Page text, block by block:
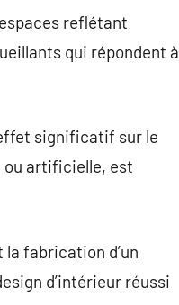
reflétant
qui répondent à
significatif sur le
ou artificielle, est
fabrication d’un
d’intérieur réussi